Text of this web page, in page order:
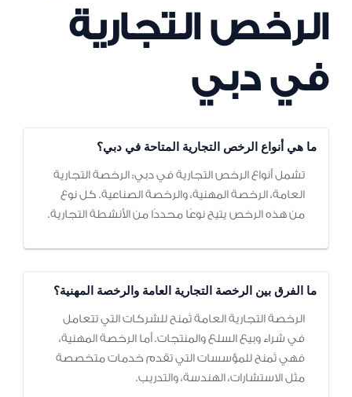
الرخص التجارية
في دبي
ما هي أنواع الرخص التجارية المتاحة في دبي؟
تشمل أنواع الرخص التجارية في دبي: الرخصة التجارية
العامة، الرخصة المهنية، والرخصة الصناعية. كل نوع
من هذه الرخص يتيح نوعًا محددًا من الأنشطة التجارية.
ما الفرق بين الرخصة التجارية العامة والرخصة المهنية؟
الرخصة التجارية العامة تُمنح للشركات التي تتعامل
في شراء وبيع السلع والمنتجات. أما الرخصة المهنية،
فهي تُمنح للمؤسسات التي تقدم خدمات متخصصة
مثل الاستشارات، الهندسة، والتدريب.